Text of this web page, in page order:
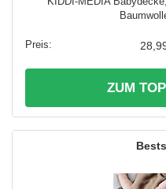
ZUM